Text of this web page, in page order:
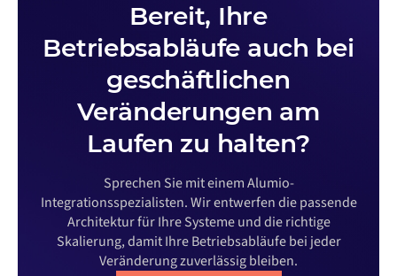
Bereit, Ihre
Betriebsabläufe auch bei
geschäftlichen
Veränderungen am
Laufen zu halten?
Sprechen Sie mit einem Alumio-
Integrationsspezialisten. Wir entwerfen die passende
Architektur für Ihre Systeme und die richtige
Skalierung, damit Ihre Betriebsabläufe bei jeder
Veränderung zuverlässig bleiben.